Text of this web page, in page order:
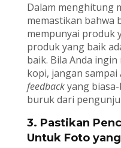
Dalam menghitung
memastikan bahwa
mempunyai produk
produk yang baik
baik. Bila Anda
kopi, jangan
feedbackyang biasa-
buruk dari
3. Pastikan
Untuk Foto